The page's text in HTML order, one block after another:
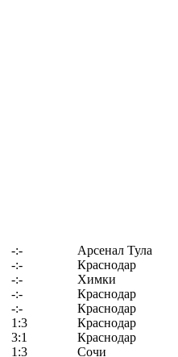
-:-
Арсенал Тула
-:-
Краснодар
-:-
Химки
-:-
Краснодар
-:-
Краснодар
1:3
Краснодар
3:1
Краснодар
1:3
Сочи